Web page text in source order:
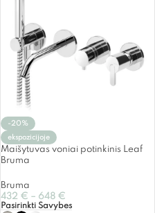
-20%
ekspozicijoje
Maišytuvas voniai potinkinis Leaf
Bruma
Bruma
432 € – 648 €
Pasirinkti Savybes